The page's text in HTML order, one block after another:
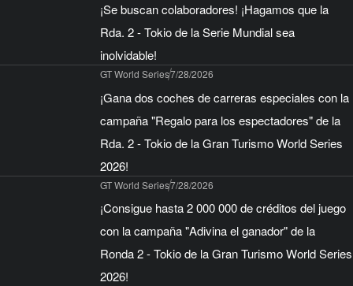
¡Se buscan colaboradores! ¡Hagamos que la
Rda. 2 - Tokio de la Serie Mundial sea
inolvidable!
GT World Series7/28/2026
¡Gana dos coches de carreras especiales con la
campaña "Regalo para los espectadores" de la
Rda. 2 - Tokio de la Gran Turismo World Series
2026!
GT World Series7/28/2026
¡Consigue hasta 2 000 000 de créditos del juego
con la campaña "Adivina el ganador" de la
Ronda 2 - Tokio de la Gran Turismo World Series
2026!